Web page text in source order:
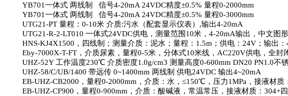
YB701一体式 两线制 信号4-20mA 24VDC精度±0.5% 量程0-2000mm
YB701一体式 两线制 信号4-20mA 24VDC精度±0.5% 量程0-3000mm
UTG21-PT 量程： 0-10米 介质:污水（配套显示仪表） ,输出4-20mA
UTG21-R-2-LT010 一体式24VDC供电，测量范围 10米， 4-20mA输出，中文图
HNS-KJ4X1500 ，四线制；测量介质：泥水；量程： 1.5m ；供电： 24V ；输出：
Eby-7000X-T-FT ，介质尿素，量程0-5米，分体式10米线， AC220V供电，全封
UHZ-52Y 工作温度230℃ 介质密度1.0g/cm3 测量高度0-600mm DN20 PN1.0不
UHZ-58/C/UB/1400 带远传 0~1400mm 两线制 供电24VDC 输出4~20mA
EB-UHZ-CB2000 ，量程0-2000mm ，介质：水，≤150℃，压力1MPa ，接液材质
EB-UHZ-CF900 ，量程0-900mm ，介质：酸碱液，常温常压，接液材质： 304+